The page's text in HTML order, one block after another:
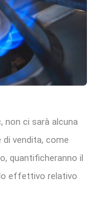
non ci sarà alcuna
vendita, come
quantificheranno il
effettivo relativo